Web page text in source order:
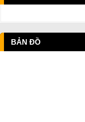
BẢN ĐỒ